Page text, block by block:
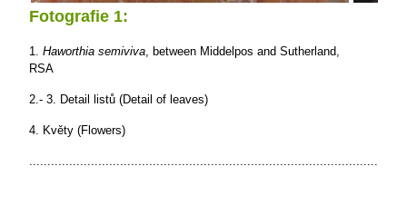
Fotografie 1:
1. Haworthia semiviva, between Middelpos and Sutherland,
RSA
2.- 3. Detail listů (Detail of leaves)
4. Květy (Flowers)
..................................................................................................